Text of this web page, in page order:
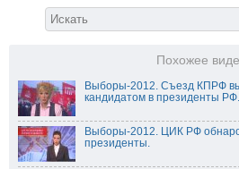
Похожее
Выборы-2012. Съезд КПРФ
кандидатом в президенты РФ.
Выборы-2012. ЦИК РФ
президенты.